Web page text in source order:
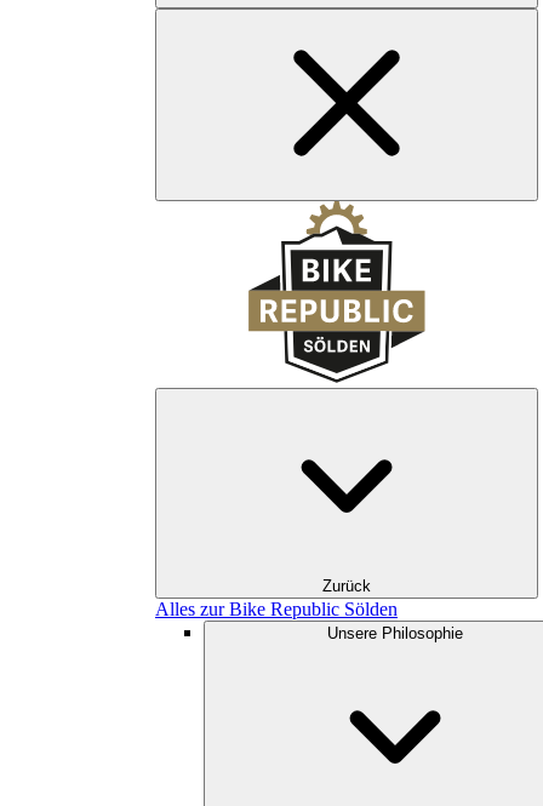
Zurück
Alles zur Bike Republic Sölden
Unsere Philosophie